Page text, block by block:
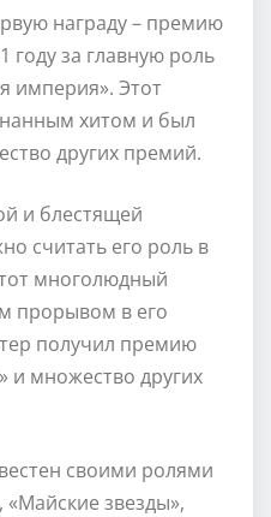
награду – премию
году за главную роль
империя». Этот
хитом и был
других премий.
и блестящей
считать его роль в
многолюдный
прорывом в его
получил премию
и множество других
своими ролями
звезды»,